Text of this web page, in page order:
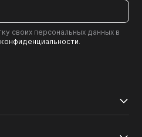
своих персональных данных в
.